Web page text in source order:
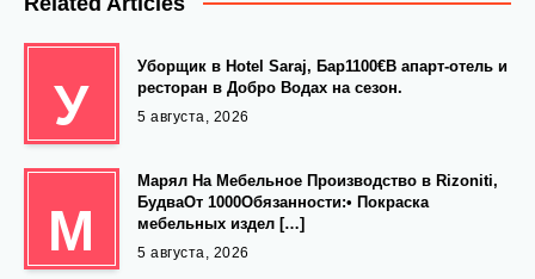
У
Уборщик в Hotel Saraj, Бар1100€В апарт-отель и
ресторан в Добро Водах на сезон.
5 августа, 2026
М
Марял На Мебельное Производство в Rizoniti,
БудваОт 1000Обязанности:• Покраска
мебельных издел […]
5 августа, 2026